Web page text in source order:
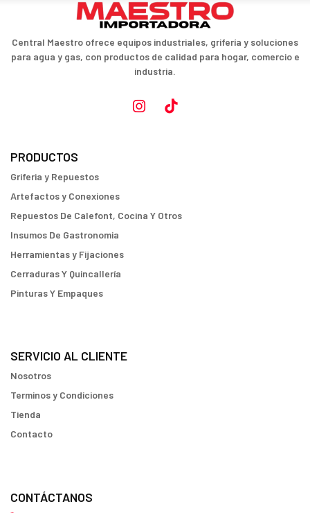
Central Maestro ofrece equipos industriales, grifería y soluciones
para agua y gas, con productos de calidad para hogar, comercio e
industria.
PRODUCTOS
Griferia y Repuestos
Artefactos y Conexiones
Repuestos De Calefont, Cocina Y Otros
Insumos De Gastronomia
Herramientas y Fijaciones
Cerraduras Y Quincallería
Pinturas Y Empaques
SERVICIO AL CLIENTE
Nosotros
Terminos y Condiciones
Tienda
Contacto
CONTÁCTANOS